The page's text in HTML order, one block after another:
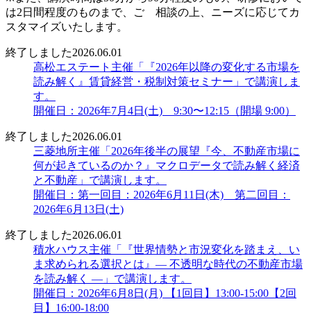
は2日間程度のものまで、ご゙相談の上、ニーズに応じてカ
スタマイズいたします。
終了しました2026.06.01
高松エステート主催「『2026年以降の変化する市場を
読み解く』賃貸経営・税制対策セミナー」で講演しま
す。
開催日：2026年7月4日(土) 9:30〜12:15（開場 9:00）
終了しました2026.06.01
三菱地所主催「2026年後半の展望『今、不動産市場に
何が起きているのか？』マクロデータで読み解く経済
と不動産」で講演します。
開催日：第一回目：2026年6月11日(木) 第二回目：
2026年6月13日(土)
終了しました2026.06.01
積水ハウス主催「『世界情勢と市況変化を踏まえ、い
ま求められる選択とは』― 不透明な時代の不動産市場
を読み解く ―」で講演します。
開催日：2026年6月8日(月) 【1回目】13:00-15:00【2回
目】16:00-18:00